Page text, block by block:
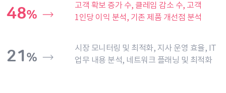
48%
고객 확보 증가 수, 클레임 감소 수, 고객
1인당 이익 분석, 기존 제품 개선점 분석
21%
시장 모니터링 및 최적화, 지사 운영 효율, IT
업무 내용 분석, 네트워크 플래닝 및 최적화